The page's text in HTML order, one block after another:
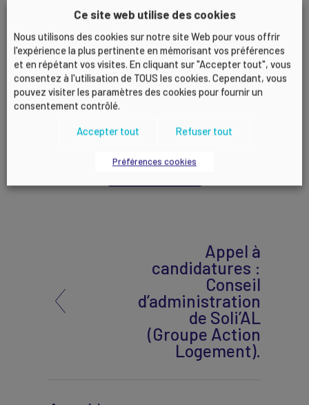
Si vous avez des besoins particuliers, pour plus
d’informations sur un sujet ou pour une demande
presse, contactez :
Eloise MEISSONNIER– Chargée de Relations
Presse du MEDEF Lyon-Rhône
eloise.meissonnier@medelyonrhone.com
Appel à
candidatures :
Conseil
d’administration
de Soli’AL
(Groupe Action
Logement).
Ce site web utilise des cookies
Nous utilisons des cookies sur notre site Web pour vous offrir
l'expérience la plus pertinente en mémorisant vos préférences
et en répétant vos visites. En cliquant sur "Accepter tout", vous
consentez à l'utilisation de TOUS les cookies. Cependant, vous
pouvez visiter les paramètres des cookies pour fournir un
consentement contrôlé.
Accepter tout Refuser tout
Préférences cookies